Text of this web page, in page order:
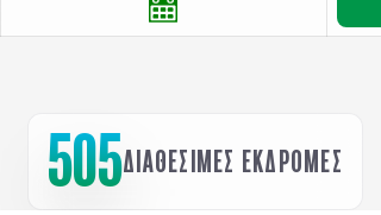
505ΔΙΑΘΕΣΙΜΕΣ ΕΚΔΡΟΜΕΣ